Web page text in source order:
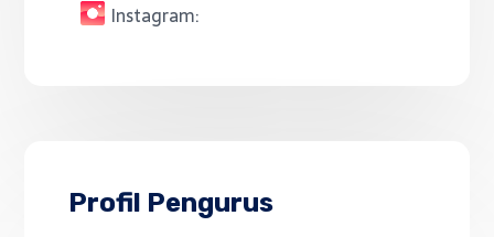
Instagram:
Profil Pengurus